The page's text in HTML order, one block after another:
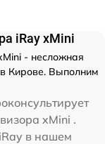
iRay xMini
- несложная
Кирове. Выполним
xMini .
в нашем